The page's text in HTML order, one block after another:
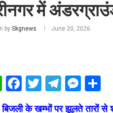
में
by Skgnews June 20, 2026
WhatsApp
Facebook
Twitter
बिजली के खम्भों पर झूलते तारों से